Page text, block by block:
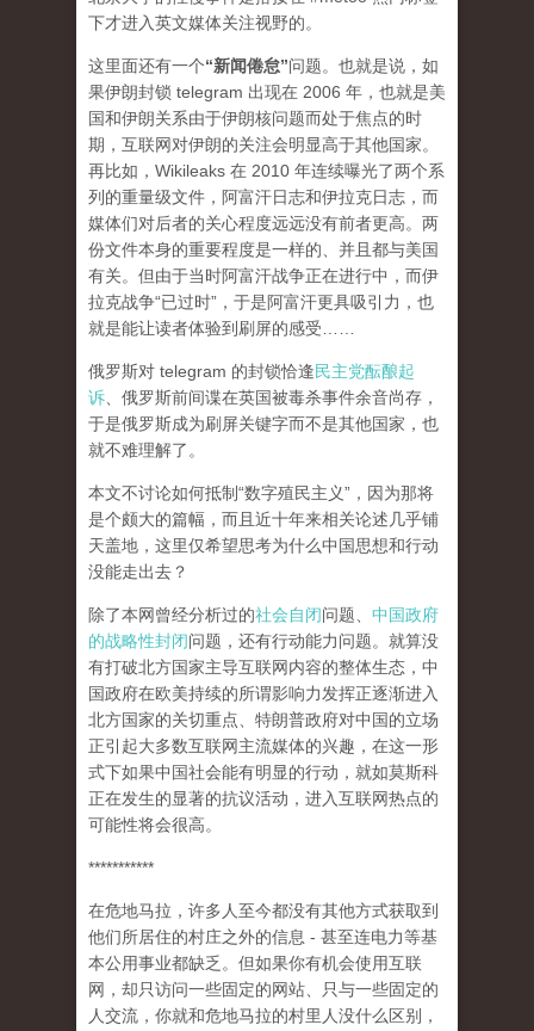
下才进入英文媒体关注视野的。
这里面还有一个“新闻倦怠”问题。也就是说，如
果伊朗封锁 telegram 出现在 2006 年，也就是美
国和伊朗关系由于伊朗核问题而处于焦点的时
期，互联网对伊朗的关注会明显高于其他国家。
再比如，Wikileaks 在 2010 年连续曝光了两个系
列的重量级文件，阿富汗日志和伊拉克日志，而
媒体们对后者的关心程度远远没有前者更高。两
份文件本身的重要程度是一样的、并且都与美国
有关。但由于当时阿富汗战争正在进行中，而伊
拉克战争“已过时”，于是阿富汗更具吸引力，也
就是能让读者体验到刷屏的感受……
俄罗斯对 telegram 的封锁恰逢民主党酝酿起
诉 、俄罗斯前间谍在英国被毒杀事件余音尚存，
于是俄罗斯成为刷屏关键字而不是其他国家，也
就不难理解了。
本文不讨论如何抵制“数字殖民主义”，因为那将
是个颇大的篇幅，而且近十年来相关论述几乎铺
天盖地，这里仅希望思考为什么中国思想和行动
没能走出去？
除了本网曾经分析过的社会自闭问题、 中国政府
的战略性封闭问题，还有行动能力问题。就算没
有打破北方国家主导互联网内容的整体生态，中
国政府在欧美持续的所谓影响力发挥正逐渐进入
北方国家的关切重点、特朗普政府对中国的立场
正引起大多数互联网主流媒体的兴趣，在这一形
式下如果中国社会能有明显的行动，就如莫斯科
正在发生的显著的抗议活动，进入互联网热点的
可能性将会很高。
***********
在危地马拉，许多人至今都没有其他方式获取到
他们所居住的村庄之外的信息 - 甚至连电力等基
本公用事业都缺乏。但如果你有机会使用互联
网，却只访问一些固定的网站、只与一些固定的
人交流，你就和危地马拉的村里人没什么区别，